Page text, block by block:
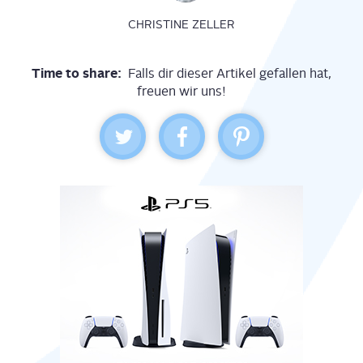
CHRISTINE ZELLER
Time to share: Falls dir dieser Artikel gefallen hat,
freuen wir uns!